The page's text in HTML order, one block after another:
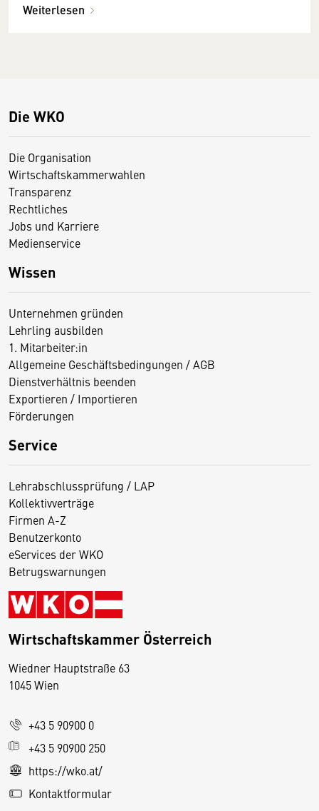
Weiterlesen
Die WKO
Die Organisation
Wirtschaftskammerwahlen
Transparenz
Rechtliches
Jobs und Karriere
Medienservice
Wissen
Unternehmen gründen
Lehrling ausbilden
1. Mitarbeiter:in
Allgemeine Geschäftsbedingungen / AGB
Dienstverhältnis beenden
Exportieren / Importieren
Förderungen
Service
Lehrabschlussprüfung / LAP
Kollektivverträge
Firmen A-Z
Benutzerkonto
eServices der WKO
Betrugswarnungen
Wirtschaftskammer Österreich
Wiedner Hauptstraße 63
1045 Wien
+43 5 90900 0
+43 5 90900 250
https://wko.at/
Kontaktformular
D
s
e
S
e